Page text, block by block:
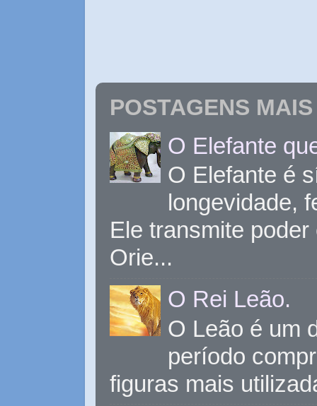
POSTAGENS
O Elefante
O Elefante é
longevidade,
Ele transmite
Orie...
O Rei Leão.
O Leão é um
período
figuras mais